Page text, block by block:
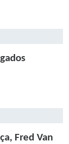
Fred Van